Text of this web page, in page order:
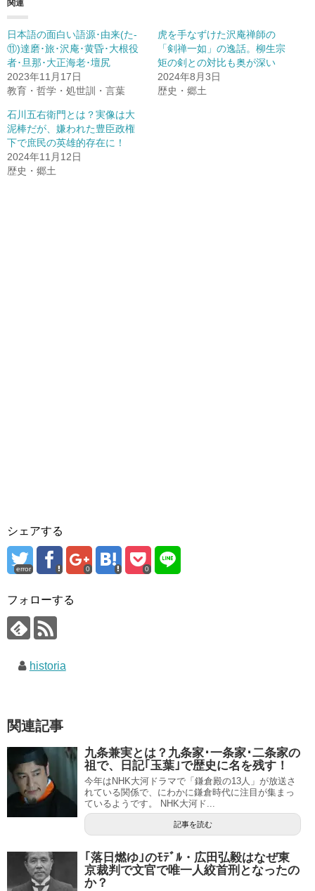
関連
日本語の面白い語源･由来(た-
⑪)達磨･旅･沢庵･黄昏･大根役
者･旦那･大正海老･壇尻
2023年11月17日
教育・哲学・処世訓・言葉
虎を手なずけた沢庵禅師の
「剣禅一如」の逸話。柳生宗
矩の剣との対比も奥が深い
2024年8月3日
歴史・郷土
石川五右衛門とは？実像は大
泥棒だが、嫌われた豊臣政権
下で庶民の英雄的存在に！
2024年11月12日
歴史・郷土
シェアする
error 0 0
フォローする
historia
関連記事
九条兼実とは？九条家･一条家･二条家の
祖で、日記｢玉葉｣で歴史に名を残す！
今年はNHK大河ドラマで「鎌倉殿の13人」が放送さ
れている関係で、にわかに鎌倉時代に注目が集まっ
ているようです。 NHK大河ド...
記事を読む
｢落日燃ゆ｣のﾓﾃﾞﾙ・広田弘毅はなぜ東
京裁判で文官で唯一人絞首刑となったの
か？